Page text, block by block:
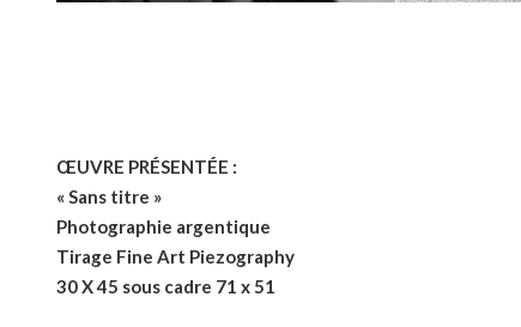
ŒUVRE PRÉSENTÉE :
« Sans titre »
Photographie argentique
Tirage Fine Art Piezography
30 X 45 sous cadre 71 x 51